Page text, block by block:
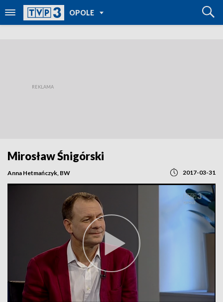
OPOLE
TVP REGIONY
Mirosław Śnigórski
Anna Hetmańczyk, BW 2017-03-31